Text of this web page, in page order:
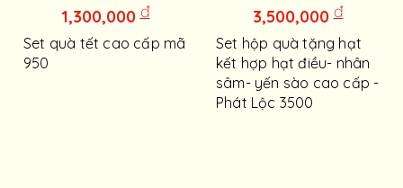
1,300,000 đ
Set quà tết cao cấp mã
950
3,500,000 đ
Set hộp quà tặng hạt
kết hợp hạt điều- nhân
sâm- yến sào cao cấp -
Phát Lộc 3500